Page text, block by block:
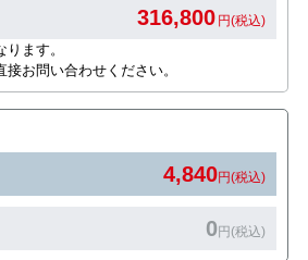
316,800 円(税込)
ます。
お問い合わせください。
4,840円(税込)
0円(税込)